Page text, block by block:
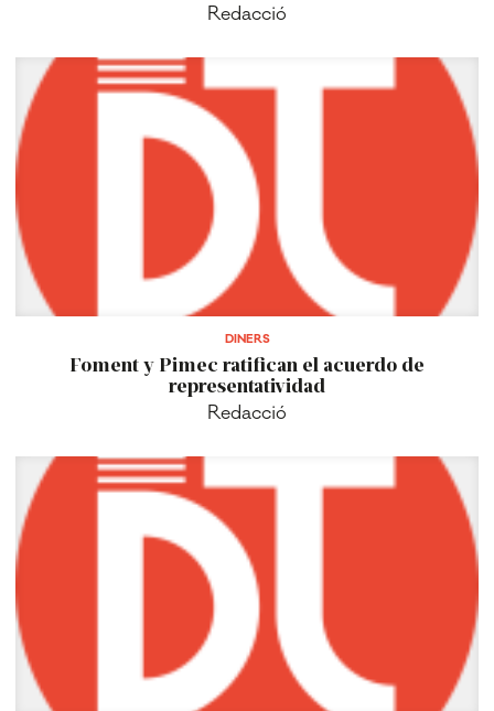
Redacció
DINERS
Foment y Pimec ratifican el acuerdo de
representatividad
Redacció